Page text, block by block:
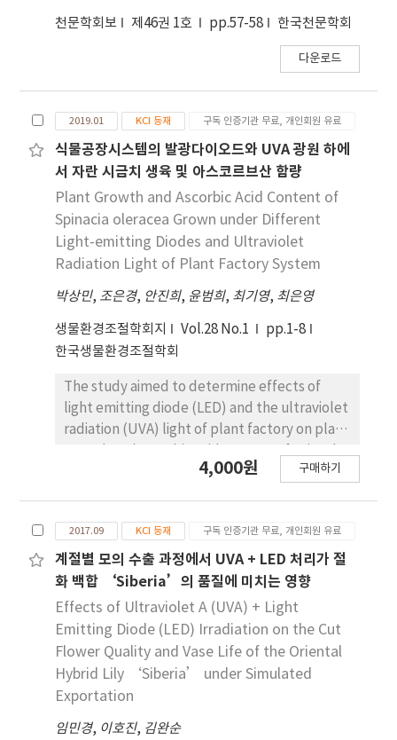
천문학회보 제46권 1호 pp.57-58 한국천문학회
다운로드
2019.01 KCI 등재 구독 인증기관 무료, 개인회원 유료
식물공장시스템의 발광다이오드와 UVA 광원 하에
서 자란 시금치 생육 및 아스코르브산 함량
Plant Growth and Ascorbic Acid Content of
Spinacia oleracea Grown under Different
Light-emitting Diodes and Ultraviolet
Radiation Light of Plant Factory System
박상민, 조은경, 안진희, 윤범희, 최기영, 최은영
생물환경조절학회지 Vol.28 No.1
pp.1-8
한국생물환경조절학회
The study aimed to determine effects of
light emitting diode (LED) and the ultraviolet
radiation (UVA) light of plant factory on plant
(Spinacia oleracea cv. Shusiro). Plants were
fluorescent light (FL, control), LEDs and UVA
(Blue+UVA (BUV), Red and Blue (R:B(2:1)) +
UVA (RBUV), Red+UVA (RUV), White LED (W),
Red and Blue (R:B(2:1)), Blue (B), Red (R))
under the same light intensity (130 μmol·m-
2·s-1) and photoperiod (16/8h = day/night).
All the light sources containing the R (R, RB,
RUV, and RBUV) showed leaf epinasty
symptom at 21 days after transplanting
(DAT). Under the RUV treatment, the
4,000원 구매하기
2017.09 KCI 등재 구독 인증기관 무료, 개인회원 유료
계절별 모의 수출 과정에서 UVA + LED 처리가 절
화 백합 ‘Siberia’의 품질에 미치는 영향
Effects of Ultraviolet A (UVA) + Light
Emitting Diode (LED) Irradiation on the Cut
Flower Quality and Vase Life of the Oriental
Hybrid Lily ‘Siberia’ under Simulated
Exportation
임민경, 이호진, 김완순